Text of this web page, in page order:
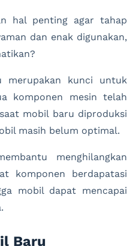
hal penting agar tahap
dan enak digunakan,
merupakan kunci untuk
komponen mesin telah
mobil baru diproduksi
masih belum optimal.
menghilangkan
komponen berdapatasi
mobil dapat mencapai
Baru